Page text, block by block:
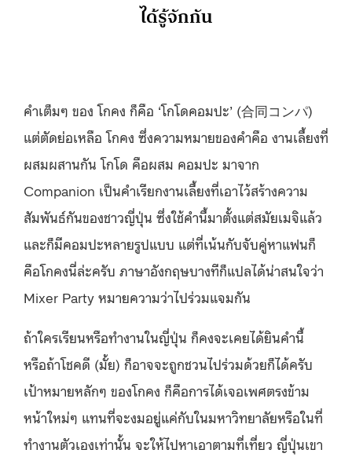
ได้รู้จักกัน
คำเต็มๆ ของ โกคง ก็คือ ‘โกโดคอมปะ’ (合同コンパ)
แต่ตัดย่อเหลือ โกคง ซึ่งความหมายของคำคือ งานเลี้ยงที่
ผสมผสานกัน โกโด คือผสม คอมปะ มาจาก
Companion เป็นคำเรียกงานเลี้ยงที่เอาไว้สร้างความ
สัมพันธ์กันของชาวญี่ปุ่น ซึ่งใช้คำนี้มาตั้งแต่สมัยเมจิแล้ว
และก็มีคอมปะหลายรูปแบบ แต่ที่เน้นกับจับคู่หาแฟนก็
คือโกคงนี่ล่ะครับ ภาษาอังกฤษบางทีก็แปลได้น่าสนใจว่า
Mixer Party หมายความว่าไปร่วมแจมกัน
ถ้าใครเรียนหรือทำงานในญี่ปุ่น ก็คงจะเคยได้ยินคำนี้
หรือถ้าโชคดี (มั้ย) ก็อาจจะถูกชวนไปร่วมด้วยก็ได้ครับ
เป้าหมายหลักๆ ของโกคง ก็คือการได้เจอเพศตรงข้าม
หน้าใหม่ๆ แทนที่จะงมอยู่แค่กับในมหาวิทยาลัยหรือในที่
ทำงานตัวเองเท่านั้น จะให้ไปหาเอาตามที่เที่ยว ญี่ปุ่นเขา